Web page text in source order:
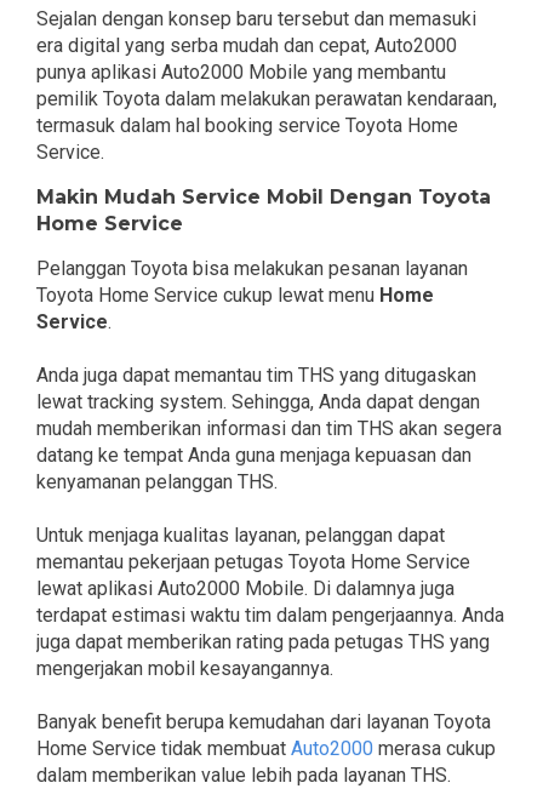
Sejalan dengan konsep baru tersebut dan memasuki
era digital yang serba mudah dan cepat, Auto2000
punya aplikasi Auto2000 Mobile yang membantu
pemilik Toyota dalam melakukan perawatan kendaraan,
termasuk dalam hal booking service Toyota Home
Service.
Makin Mudah Service Mobil Dengan Toyota
Home Service
Pelanggan Toyota bisa melakukan pesanan layanan
Toyota Home Service cukup lewat menu Home
Service.
Anda juga dapat memantau tim THS yang ditugaskan
lewat tracking system. Sehingga, Anda dapat dengan
mudah memberikan informasi dan tim THS akan segera
datang ke tempat Anda guna menjaga kepuasan dan
kenyamanan pelanggan THS.
Untuk menjaga kualitas layanan, pelanggan dapat
memantau pekerjaan petugas Toyota Home Service
lewat aplikasi Auto2000 Mobile. Di dalamnya juga
terdapat estimasi waktu tim dalam pengerjaannya. Anda
juga dapat memberikan rating pada petugas THS yang
mengerjakan mobil kesayangannya.
Banyak benefit berupa kemudahan dari layanan Toyota
Home Service tidak membuat Auto2000 merasa cukup
dalam memberikan value lebih pada layanan THS.